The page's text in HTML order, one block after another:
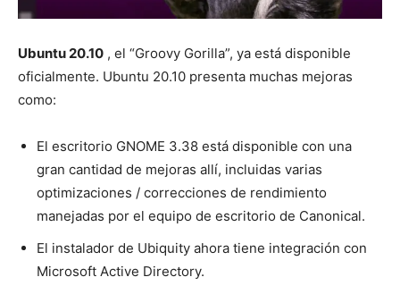
Ubuntu 20.10 , el “Groovy Gorilla”, ya está disponible
oficialmente. Ubuntu 20.10 presenta muchas mejoras
como:
El escritorio GNOME 3.38 está disponible con una
gran cantidad de mejoras allí, incluidas varias
optimizaciones / correcciones de rendimiento
manejadas por el equipo de escritorio de Canonical.
El instalador de Ubiquity ahora tiene integración con
Microsoft Active Directory.